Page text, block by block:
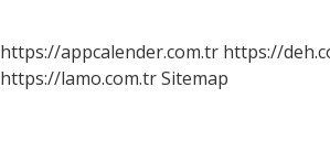
https://appcalender.com.tr https://
https://lamo.com.trSitemap